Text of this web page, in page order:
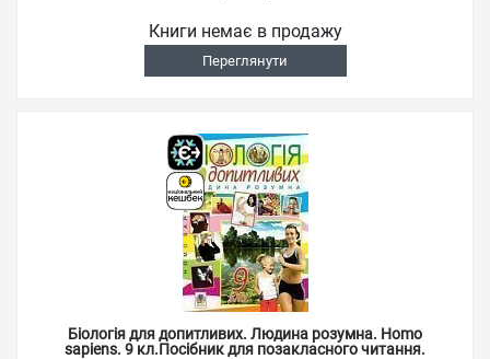
Книги немає в продажу
Переглянути
Біологія для допитливих. Людина розумна. Homo
sapiens. 9 кл.Посібник для позакласного читання.